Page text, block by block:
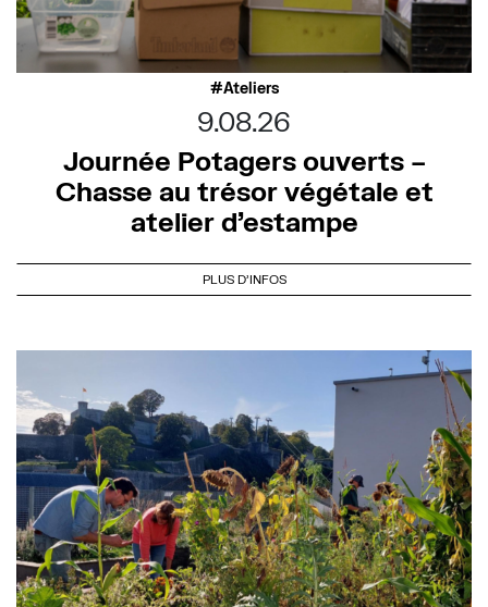
Ateliers
9.08.26
Journée Potagers ouverts –
Chasse au trésor végétale et
atelier d’estampe
PLUS D'INFOS